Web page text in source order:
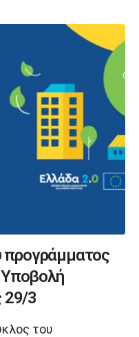
προγράμματος
29/3
του